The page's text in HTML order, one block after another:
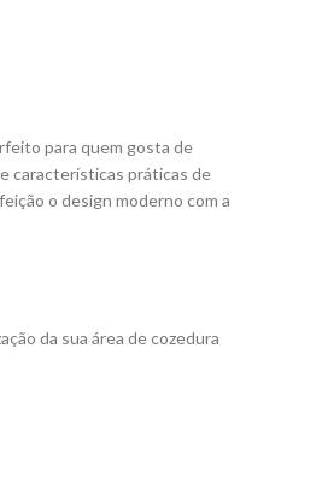
para quem gosta de
características práticas de
o design moderno com a
da sua área de cozedura